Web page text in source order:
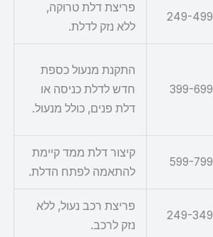
249-499
פריצת דלת טרוקה,
ללא נזק לדלת.
399-699
התקנת מנעול כספת
חדש לדלת כניסה או
דלת פנים, כולל מנעול.
599-799
קיצור דלת ממד קיימת
להתאמה לפתח הדלת.
249-349
פריצת רכב נעול, ללא
נזק לרכב.